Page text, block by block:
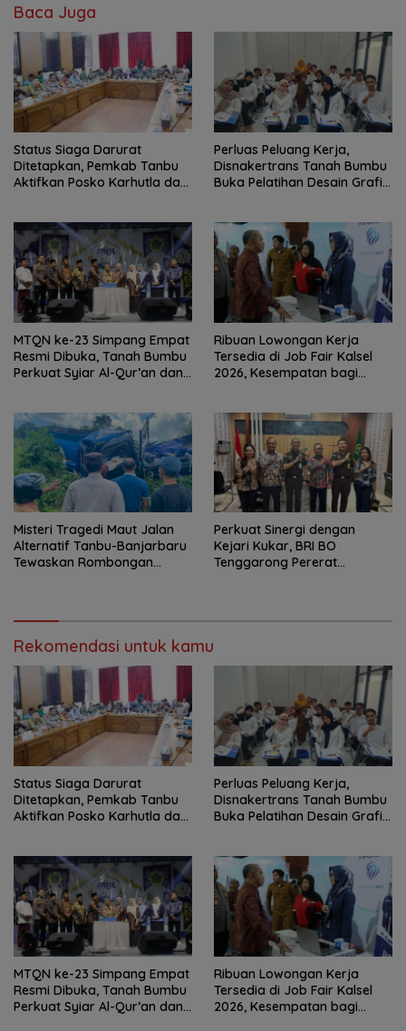
Baca Juga
Status Siaga Darurat
Ditetapkan, Pemkab Tanbu
Aktifkan Posko Karhutla dan
Perluas Peluang Kerja,
Disnakertrans Tanah Bumbu
Buka Pelatihan Desain Grafis
MTQN ke-23 Simpang Empat
Resmi Dibuka, Tanah Bumbu
Perkuat Syiar Al-Qur’an dan
Ribuan Lowongan Kerja
Tersedia di Job Fair Kalsel
2026, Kesempatan bagi
Misteri Tragedi Maut Jalan
Alternatif Tanbu-Banjarbaru
Tewaskan Rombongan
Perkuat Sinergi dengan
Kejari Kukar, BRI BO
Tenggarong Pererat
Rekomendasi untuk kamu
Status Siaga Darurat
Ditetapkan, Pemkab Tanbu
Aktifkan Posko Karhutla dan
Perluas Peluang Kerja,
Disnakertrans Tanah Bumbu
Buka Pelatihan Desain Grafis
MTQN ke-23 Simpang Empat
Resmi Dibuka, Tanah Bumbu
Perkuat Syiar Al-Qur’an dan
Ribuan Lowongan Kerja
Tersedia di Job Fair Kalsel
2026, Kesempatan bagi